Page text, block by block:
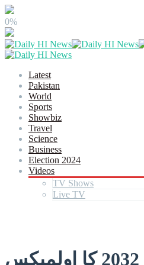
0%
Latest
Pakistan
World
Sports
Showbiz
Travel
Science
Business
Election 2024
Videos
TV Shows
Live TV
اگر فٹ رہا تو 2032 کا اولمپکس